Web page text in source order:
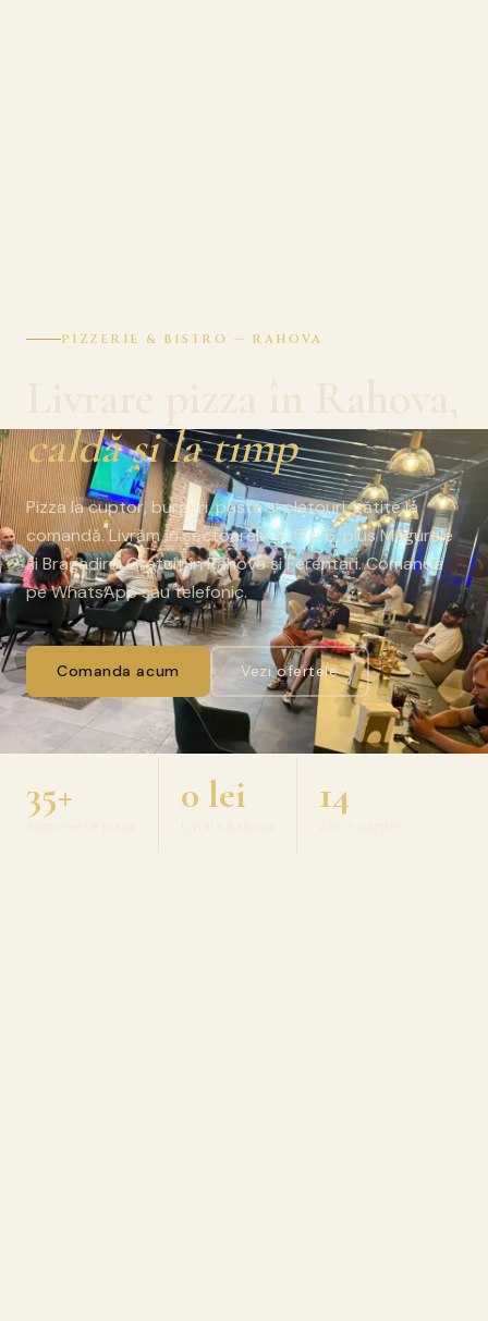
PIZZERIE & BISTRO — RAHOVA
Livrare pizza în Rahova,
caldă și la timp
Pizza la cuptor, burgeri, paste și platouri, gătite la
comandă. Livrăm în sectoarele 4, 5 și 6, plus Măgurele
și Bragadiru. Gratuit în Rahova și Ferentari. Comandă
pe WhatsApp sau telefonic.
Comanda acum Vezi ofertele
35+ 0 lei 14